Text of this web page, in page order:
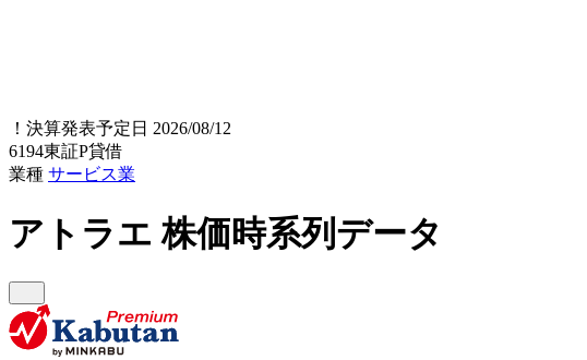
！ 決算発表予定日 2026/08/12
6194東証P貸借
業種 サービス業
アトラエ株価時系列データ